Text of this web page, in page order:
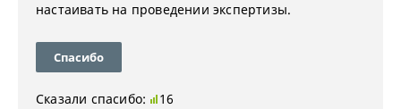
настаивать на проведении экспертизы.
Спасибо
Сказали спасибо: 16